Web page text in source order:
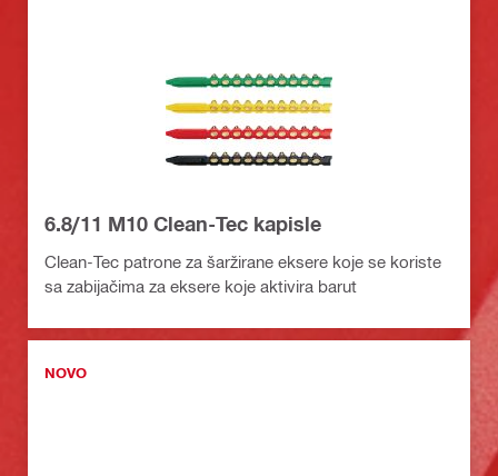
6.8/11 M10 Clean-Tec kapisle
Clean-Tec patrone za šaržirane eksere koje se koriste
sa zabijačima za eksere koje aktivira barut
NOVO